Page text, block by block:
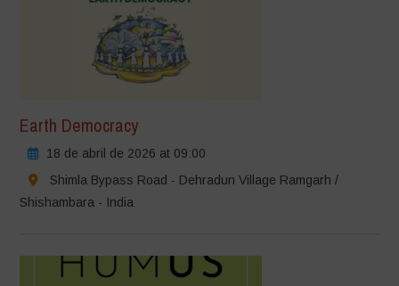
Earth Democracy
18 de abril de 2026 at 09:00
Shimla Bypass Road - Dehradun Village Ramgarh /
Shishambara - India